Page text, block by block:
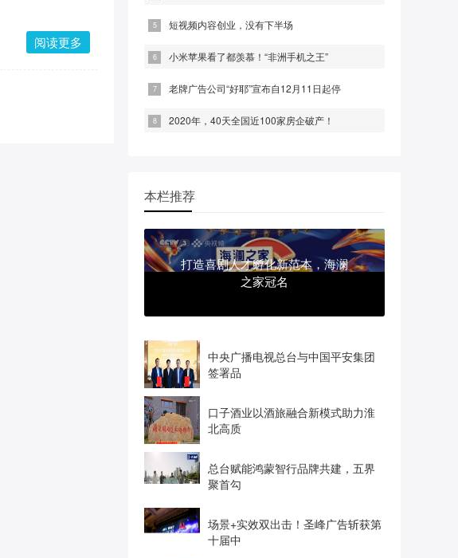
阅读更多
短视频内容创业，没有下半场
小米苹果看了都羡慕！“非洲手机之王”
老牌广告公司“好耶”宣布自12月11日起停
2020年，40天全国近100家房企破产！
本栏推荐
打造喜剧人才孵化新范本，海澜
之家冠名
中央广播电视总台与中国平安集团
签署品
口子酒业以酒旅融合新模式助力淮
北高质
总台赋能鸿蒙智行品牌共建，五界
聚首勾
场景+实效双出击！圣峰广告斩获第
十届中